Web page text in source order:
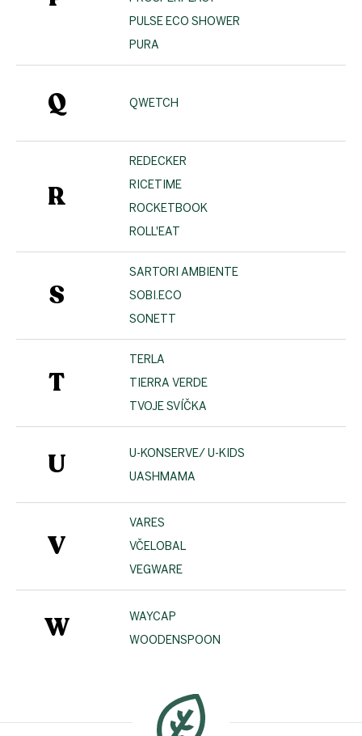
PULSE ECO SHOWER
PURA
Q QWETCH
R
REDECKER
RICETIME
ROCKETBOOK
ROLL'EAT
S
SARTORI AMBIENTE
SOBI.ECO
SONETT
T
TERLA
TIERRA VERDE
TVOJE SVÍČKA
U
U-KONSERVE/ U-KIDS
UASHMAMA
V
VARES
VČELOBAL
VEGWARE
W
WAYCAP
WOODENSPOON
a